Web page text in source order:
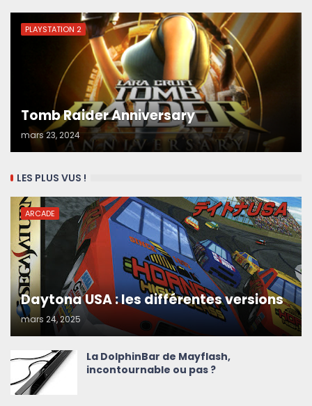
PLAYSTATION 2
Tomb Raider Anniversary
mars 23, 2024
LES PLUS VUS !
ARCADE
Daytona USA : les différentes versions
mars 24, 2025
La DolphinBar de Mayflash,
incontournable ou pas ?